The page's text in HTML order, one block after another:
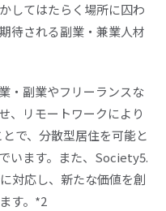
してはたらく場所に囚わ
待される副業・兼業人材
・副業やフリーランスな
、リモートワークにより
で、分散型居住を可能と
います。また、 Society5.
対応し、新たな価値を創
す。 *2